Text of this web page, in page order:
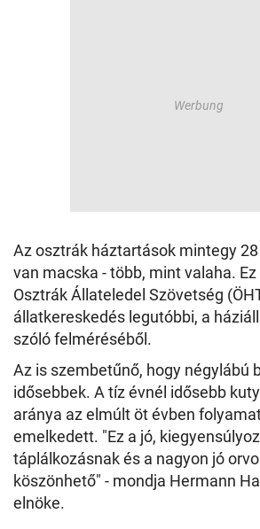
Az osztrák háztartások mintegy
van macska - több, mint valaha.
Osztrák Állateledel Szövetség
állatkereskedés legutóbbi, a
szóló felméréséből.
Az is szembetűnő, hogy négylábú
idősebbek. A tíz évnél idősebb
aránya az elmúlt öt évben
emelkedett. "Ez a jó,
táplálkozásnak és a nagyon jó
köszönhető" - mondja Hermann
elnöke.